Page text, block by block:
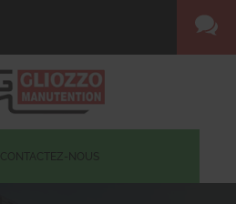
CONTACTEZ-NOUS